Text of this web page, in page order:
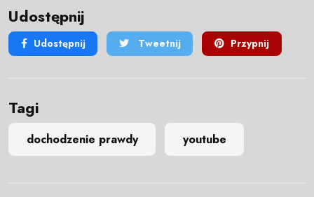
Udostępnij
Udostępnij Tweetnij Przypnij
Tagi
dochodzenie prawdy youtube